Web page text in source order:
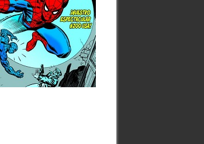
SPIDERMAN:
9: EL
DEL LADRÓN
un nuevo tomo entre los
recopilar la...
▶